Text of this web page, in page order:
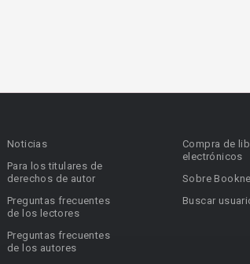
Noticias
Para los titulares de
derechos de autor
Preguntas frecuentes
de los lectores
Preguntas frecuentes
de los autores
Compra de
electrónicos
Sobre
Buscar